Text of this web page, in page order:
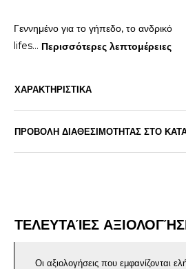
Γεννημένο για το γήπεδο, το ανδρικό
lifes... Περισσότερες λεπτομέρειες
ΧΑΡΑΚΤΗΡΙΣΤΙΚΑ
ΠΡΟΒΟΛΗ ΔΙΑΘΕΣΙΜΟΤΗΤΑΣ ΣΤΟ
ΤΕΛΕΥΤΑΊΕΣ
Οι αξιολογήσεις που εμφανίζονται